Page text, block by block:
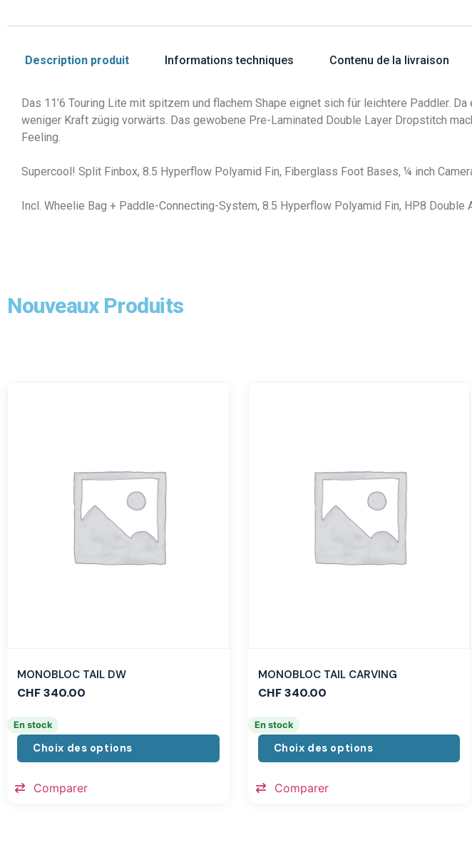
Description produit Informations techniques Contenu de la livraison
Das 11’6 Touring Lite mit spitzem und flachem Shape eignet sich für leichtere Paddler.
weniger Kraft zügig vorwärts. Das gewobene Pre-Laminated Double Layer Dropstitch
Feeling.
Supercool! Split Finbox, 8.5 Hyperflow Polyamid Fin, Fiberglass Foot Bases, ¼ inch
Incl. Wheelie Bag + Paddle-Connecting-System, 8.5 Hyperflow Polyamid Fin, HP8 Double
Nouveaux Produits
MONOBLOC TAIL DW
CHF340.00
En stock
Choix des options
Comparer
MONOBLOC TAIL CARVING
CHF340.00
En stock
Choix des options
Comparer